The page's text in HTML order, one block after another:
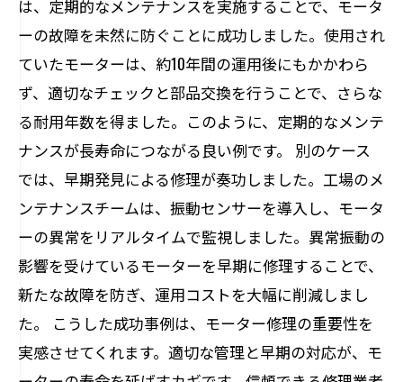
は、定期的なメンテナンスを実施することで、モータ
ーの故障を未然に防ぐことに成功しました。使用され
ていたモーターは、約10年間の運用後にもかかわら
ず、適切なチェックと部品交換を行うことで、さらな
る耐用年数を得ました。このように、定期的なメンテ
ナンスが長寿命につながる良い例です。 別のケース
では、早期発見による修理が奏功しました。工場のメ
ンテナンスチームは、振動センサーを導入し、モータ
ーの異常をリアルタイムで監視しました。異常振動の
影響を受けているモーターを早期に修理することで、
新たな故障を防ぎ、運用コストを大幅に削減しまし
た。 こうした成功事例は、モーター修理の重要性を
実感させてくれます。適切な管理と早期の対応が、モ